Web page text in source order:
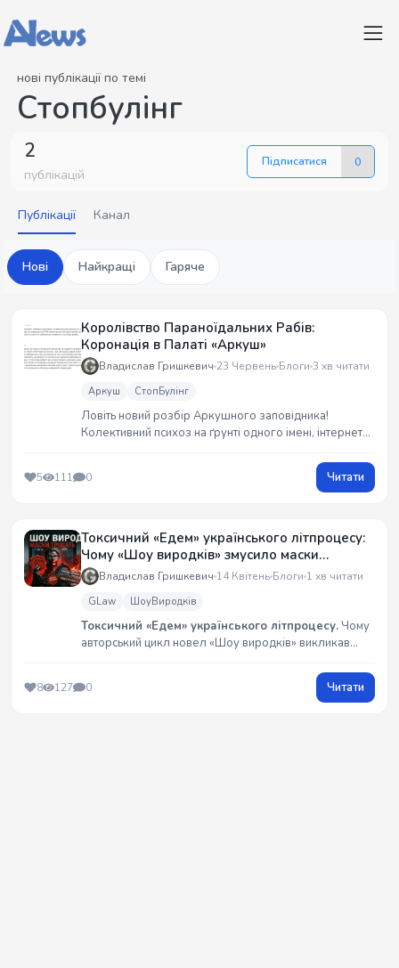
нові публікації по темі
Стопбулінг
2
публікацій
Підписатися 0
Публікації Канал
Нові Найкращі Гаряче
Королівство Параноїдальних Рабів:
Коронація в Палаті «Аркуш»
Владислав Гришкевич 23 Червень Блоги 3 хв читати
Аркуш СтопБулінг
Ловіть новий розбір Аркушного заповідника!
Колективний психоз на ґрунті одного імені, інтернет-
тоталітарні замашки місцевих «месій». Повний аудит
Палати Аркуш від бренду G_Raw_Truth з усіма
5 111 0 Читати
Токсичний «Едем» українського літпроцесу:
Чому «Шоу виродків» змусило маски
тріщати?
Владислав Гришкевич 14 Квітень Блоги 1 хв читати
GLaw ШоуВиродків
Токсичний «Едем» українського літпроцесу. Чому
авторський цикл новел «Шоу виродків» викликав
Владислав Гришкевич про препарування критикес-
невдах, рецензенток-маніпуляторок та подвійні
8 127 0 Читати